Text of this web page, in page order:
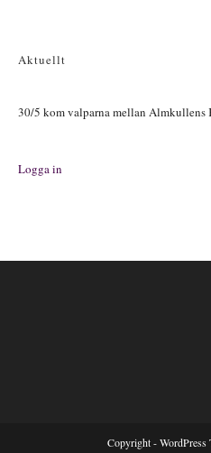
Aktuellt
30/5 kom valparna mellan Almkullens
Logga in
Copyright - WordPress